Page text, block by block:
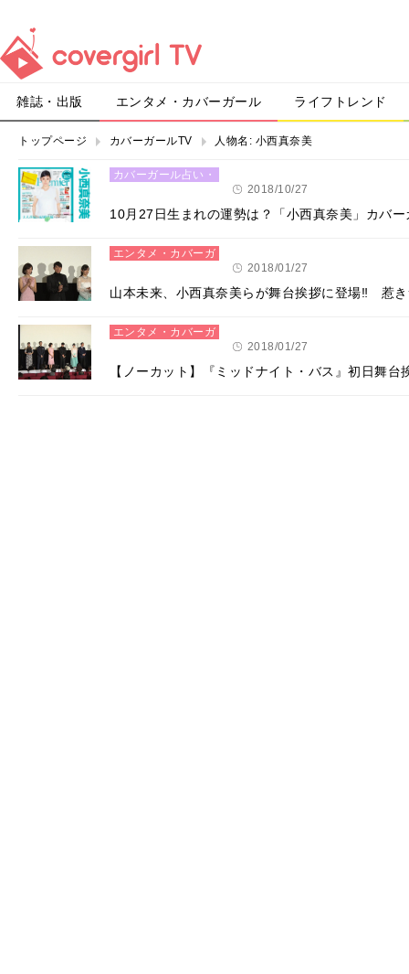
雑誌・出版 エンタメ・カバーガール ライフトレンド
トップページ カバーガールTV 人物名: 小西真奈美
カバーガール占い・
2018/10/27
10月27日生まれの運勢は？「小西真奈美」カバ
エンタメ・カバーガ
2018/01/27
山本未来、小西真奈美らが舞台挨拶に登場‼ 惹
エンタメ・カバーガ
2018/01/27
【ノーカット】『ミッドナイト・バス』初日舞台